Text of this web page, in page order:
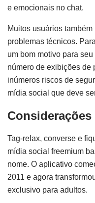
e emocionais no chat.
Muitos usuários
problemas técnicos.
um bom motivo para
número de exibições de
inúmeros riscos de
mídia social que deve
Tag-relax, converse e
mídia social freemium
nome. O aplicativo
2011 e agora
exclusivo para adultos.